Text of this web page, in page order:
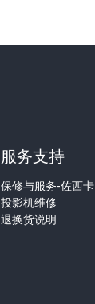
服务支持
保修与服务-佐西卡
投影机维修
退换货说明